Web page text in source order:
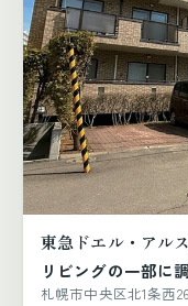
東急ドエル・アル
リビングの一部に
札幌市中央区北1条西